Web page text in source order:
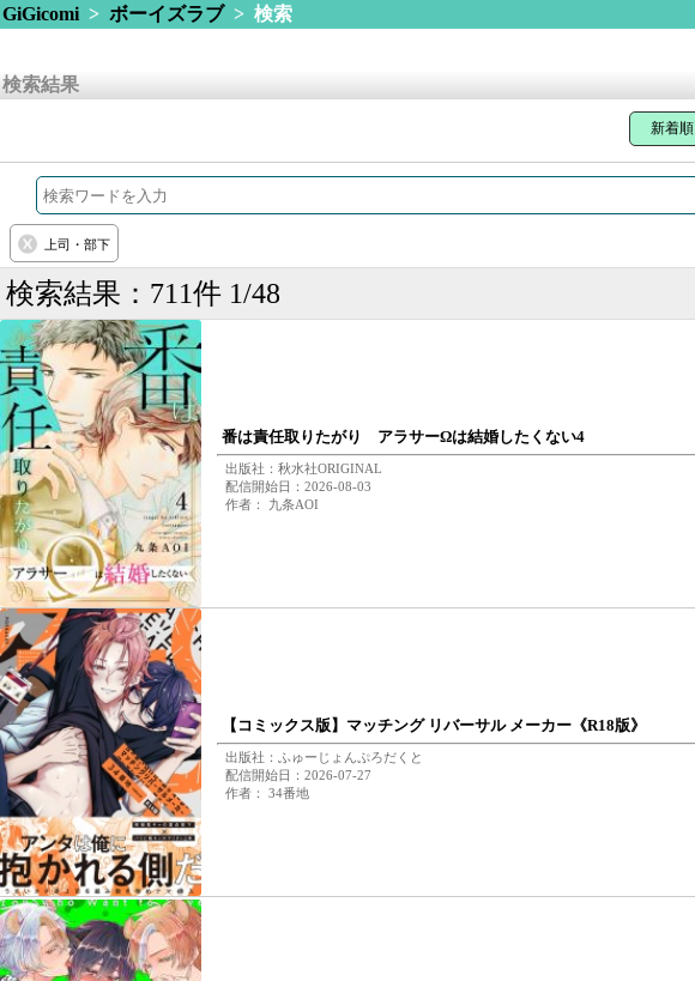
GiGicomi> ボーイズラブ> 検索
検索結果
新着順
上司・部下
検索結果：711件 1/48
番は責任取りたがり アラサーΩは結婚したくない4
出版社：秋水社ORIGINAL
配信開始日：2026-08-03
作者： 九条AOI
【コミックス版】マッチング リバーサル メーカー《R18版》
出版社：ふゅーじょんぷろだくと
配信開始日：2026-07-27
作者： 34番地